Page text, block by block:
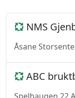
NMS
Åsane
ABC